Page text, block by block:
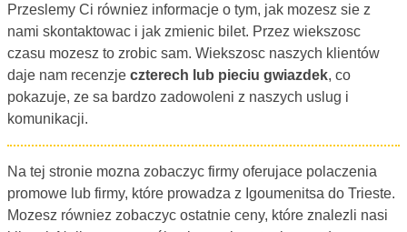
Przeslemy Ci równiez informacje o tym, jak mozesz sie z
nami skontaktowac i jak zmienic bilet. Przez wiekszosc
czasu mozesz to zrobic sam. Wiekszosc naszych klientów
daje nam recenzje czterech lub pieciu gwiazdek, co
pokazuje, ze sa bardzo zadowoleni z naszych uslug i
komunikacji.
Na tej stronie mozna zobaczyc firmy oferujace polaczenia
promowe lub firmy, które prowadza z Igoumenitsa do Trieste.
Mozesz równiez zobaczyc ostatnie ceny, które znalezli nasi